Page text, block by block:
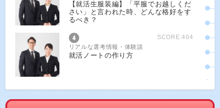
【就活生服装編】「平服でお越しくだ
さい」と言われた時、どんな格好をす
るべき？
SCORE:404
リアルな選考情報・体験談
就活ノートの作り方